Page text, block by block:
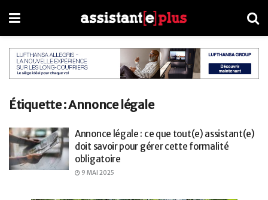
Étiquette :Annonce légale
Annonce légale : ce que tout(e) assistant(e)
doit savoir pour gérer cette formalité
obligatoire
9 MAI 2025